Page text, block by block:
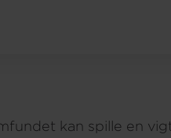
kan spille en